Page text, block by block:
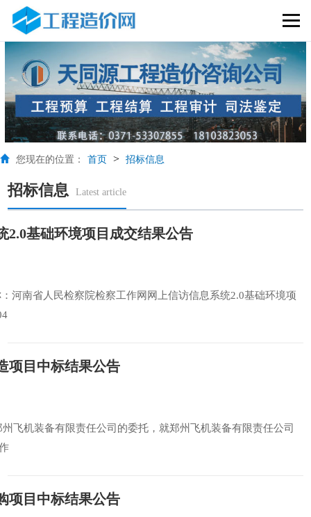
您现在的位置： 首页 > 招标信息
招标信息 Latest article
2.0基础环境项目成交结果公告
河南省人民检察院检察工作网网上信访信息系统2.0基础环境项
项目中标结果公告
飞机装备有限责任公司的委托，就郑州飞机装备有限责任公司
项目中标结果公告